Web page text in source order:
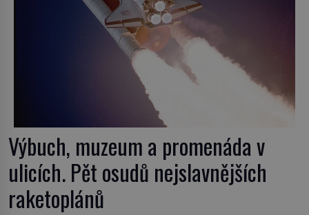
Výbuch, muzeum a promenáda v
ulicích. Pět osudů nejslavnějších
raketoplánů